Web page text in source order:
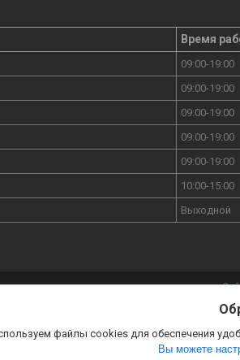
Время
09:00-19:00
09:00-19:00
09:00-19:00
09:00-19:00
09:00-19:00
10:00-15:00
Выходной
файлы cookies для обеспечения
Вы можете
I-BOLIT.BY - Ремонт Apple, Xiaomi, Huawei,